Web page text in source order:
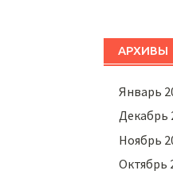
АРХИВЫ
Январь
Декабрь
Ноябрь
Октябрь